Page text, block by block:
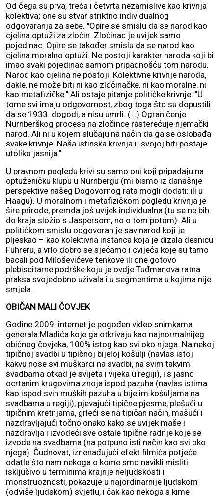
Od čega su prva, treća i četvrta nezamislive kao krivnja
kolektiva; one su stvar striktno individualnog
odgovaranja za sebe. "Opire se smislu da se narod kao
cjelina optuži za zločin. Zločinac je uvijek samo
pojedinac. Opire se također smislu da se narod kao
cjelina moralno optuži. Ne postoji karakter naroda koji bi
imao svaki pojedinac samom pripadnošću tom narodu.
Narod kao cjelina ne postoji. Kolektivne krivnje naroda,
dakle, ne može biti ni kao zločinačke, ni kao moralne, ni
kao metafizičke." Ali ostaje pitanje političke krivnje: "U
tome svi imaju odgovornost, zbog toga što su dopustili
da se 1933. dogodi, a nisu umrli. (...) Ograničenje
Nürnberškog procesa na zločince rasterećuje njemački
narod. Ali ni u kojem slučaju na način da ga se oslobađa
svake krivnje. Naša istinska krivnja u svojoj biti postaje
utoliko jasnija."
U pravnom pogledu krivi su samo oni koji pripadaju na
optuženičku klupu u Nürnbergu (mi bismo iz današnje
perspektive našeg Dogovornog rata mogli dodati: ili u
Haagu). U moralnom i metafizičkom pogledu krivnja je
šire prirode, premda još uvijek individualna (tu se ne bih
do kraja složio s Jaspersom, no o tom potom). Ali u
političkom smislu odgovoran je sav narod koji je
pljeskao – kao kolektivna instanca koja je dizala desnicu
Führeru, a vrlo dobro se sjećamo i cvijeća koje su tamo
bacali pod Miloševićeve tenkove ili one gotovo
plebiscitarne podrške koju je ovdje Tuđmanova ratna
praksa svojedobno uživala i u segmentima u kojima nije
smjela.
OBIČAN MALI ČOVJEK
Godine 2009. internet je pogođen video snimkama
generala Mladića koje ga otkrivaju kao najnormalnijeg
običnog čovjeka, 100% istog kao svi oko njega. Na nekoj
tipičnoj svadbi u tipičnoj bijeloj košulji (navlas istoj
kakvu nose svi muškarci na svadbi, na svim takvim
svadbama otkad je svijeta i vijeka u regiji), i s jasno
ocrtanim krugovima znoja ispod pazuha (navlas istima
kao ispod svih muških pazuha u bijelim košuljama na
svadbama u regiji), pjevajući tipične pjesme, plešući u
tipičnim kretnjama, grleći se na tipičan način, mašući i
nazdravljajući točno onako kako se uvijek maše i
nazdravlja i izvodeći sve ostale tipične radnje koje se
izvode na svadbama (na potpuno isti način kao svi oko
njega). Čudnovat, iznenađujući efekt filmića potječe
odatle što nam nekoga o kome smo navikli misliti
isključivo u terminima krajnje neljudskosti i
monstruoznosti, pokazuje u najordinarnije ljudskom
(odviše ljudskom) svjetlu, i čak kao nekoga s kime